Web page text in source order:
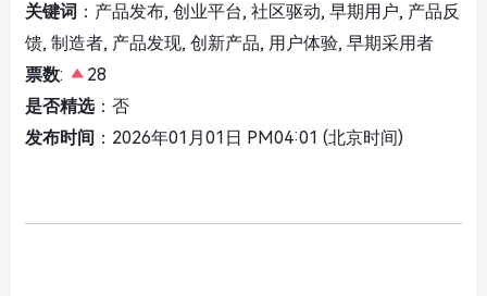
关键词 ：产品发布, 创业平台, 社区驱动, 早期用户, 产品反
馈, 制造者, 产品发现, 创新产品, 用户体验, 早期采用者
票数:
28
是否精选：否
发布时间 ：2026年01月01日 PM04:01 (北京时间)